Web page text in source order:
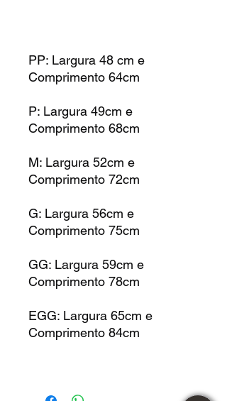
PP: Largura 48 cm e
Comprimento 64cm
P: Largura 49cm e
Comprimento 68cm
M: Largura 52cm e
Comprimento 72cm
G: Largura 56cm e
Comprimento 75cm
GG: Largura 59cm e
Comprimento 78cm
EGG: Largura 65cm e
Comprimento 84cm